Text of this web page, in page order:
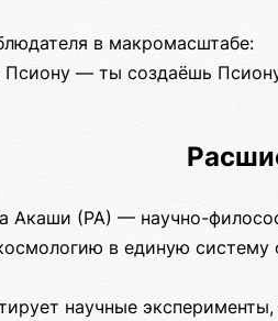
в макромасштабе:
— ты создаёшь
Акаши (РА) — научно-
в единую систему
научные